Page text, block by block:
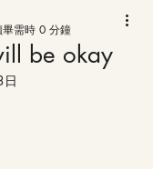
be okay
畢需時 0 分鐘